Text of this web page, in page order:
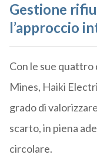
Gestione
l’approccio
Con le sue quattro
Mines, Haiki
grado di
scarto, in piena
circolare.